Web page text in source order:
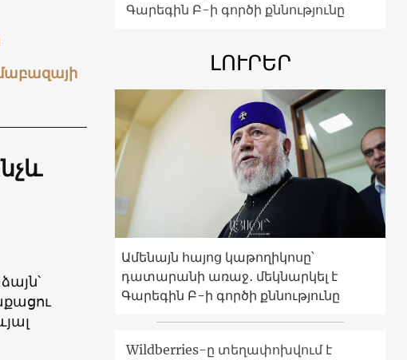
Գարեգին Բ-ի գործի քննությունը
ԼՈՒՐԵՐ
Ամենայն հայոց կաթողիկոսը՝
դատարանի առաջ․ մեկնարկել է
Գարեգին Բ-ի գործի քննությունը
Wildberries-ը տեղափոխվում է